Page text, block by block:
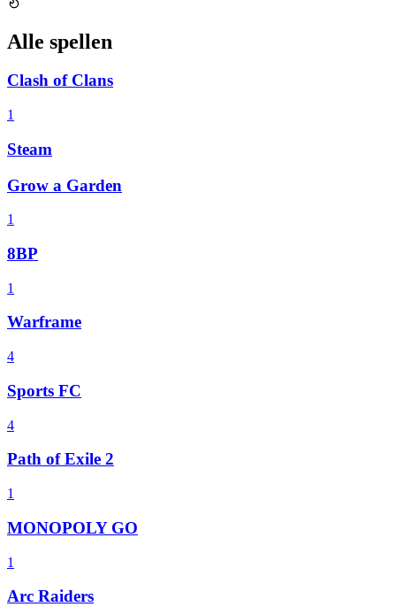
Alle spellen
Clash of Clans
1
Steam
Grow a Garden
1
8BP
1
Warframe
4
Sports FC
4
Path of Exile 2
1
MONOPOLY GO
1
Arc Raiders